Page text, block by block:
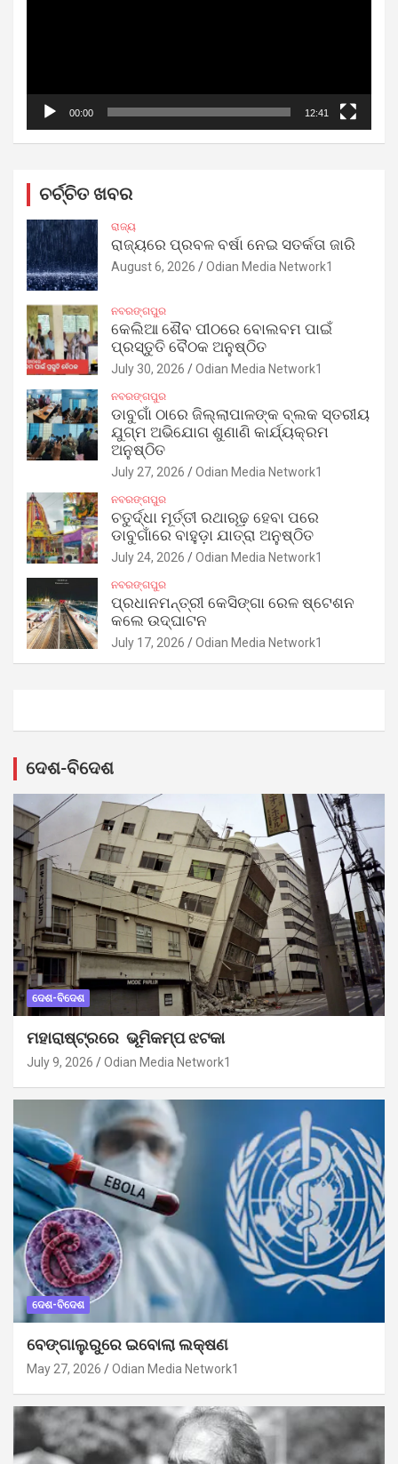
00:00 12:41
ଚର୍ଚ୍ଚିତ ଖବର
ରାଜ୍ୟ
ରାଜ୍ୟରେ ପ୍ରବଳ ବର୍ଷା ନେଇ ସତର୍କତା ଜାରି
August 6, 2026 Odian Media Network1
ନବରଙ୍ଗପୁର
କେଲିଆ ଶୈବ ପୀଠରେ ବୋଲବମ ପାଇଁ
ପ୍ରସ୍ତୁତି ବୈଠକ ଅନୁଷ୍ଠିତ
July 30, 2026 Odian Media Network1
ନବରଙ୍ଗପୁର
ଡାବୁଗାଁ ଠାରେ ଜିଲ୍ଲାପାଳଙ୍କ ବ୍ଲକ ସ୍ତରୀୟ
ଯୁଗ୍ମ ଅଭିଯୋଗ ଶୁଣାଣି କାର୍ଯ୍ୟକ୍ରମ
ଅନୁଷ୍ଠିତ
July 27, 2026 Odian Media Network1
ନବରଙ୍ଗପୁର
ଚତୁର୍ଦ୍ଧା ମୂର୍ତ୍ତୀ ରଥାରୂଢ଼ ହେବା ପରେ
ଡାବୁଗାଁରେ ବାହୁଡ଼ା ଯାତ୍ରା ଅନୁଷ୍ଠିତ
July 24, 2026 Odian Media Network1
ନବରଙ୍ଗପୁର
ପ୍ରଧାନମନ୍ତ୍ରୀ କେସିଙ୍ଗା ରେଳ ଷ୍ଟେଶନ
କଲେ ଉଦ୍‌ଘାଟନ
July 17, 2026 Odian Media Network1
ଦେଶ-ବିଦେଶ
ଦେଶ-ବିଦେଶ
ମହାରାଷ୍ଟ୍ରରେ ଭୂମିକମ୍ପ ଝଟକା
July 9, 2026 Odian Media Network1
ଦେଶ-ବିଦେଶ
ବେଙ୍ଗାଲୁରୁରେ ଇବୋଲା ଲକ୍ଷଣ
May 27, 2026 Odian Media Network1